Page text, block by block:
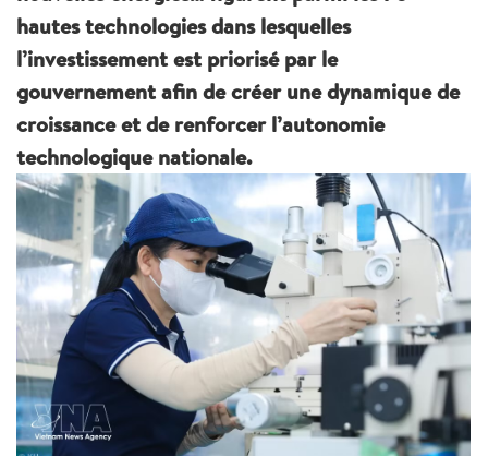
hautes technologies dans lesquelles
l’investissement est priorisé par le
gouvernement afin de créer une dynamique de
croissance et de renforcer l’autonomie
technologique nationale.